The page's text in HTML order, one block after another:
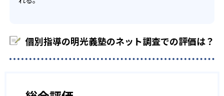
個別指導の明光義塾のネット調査での評価は？